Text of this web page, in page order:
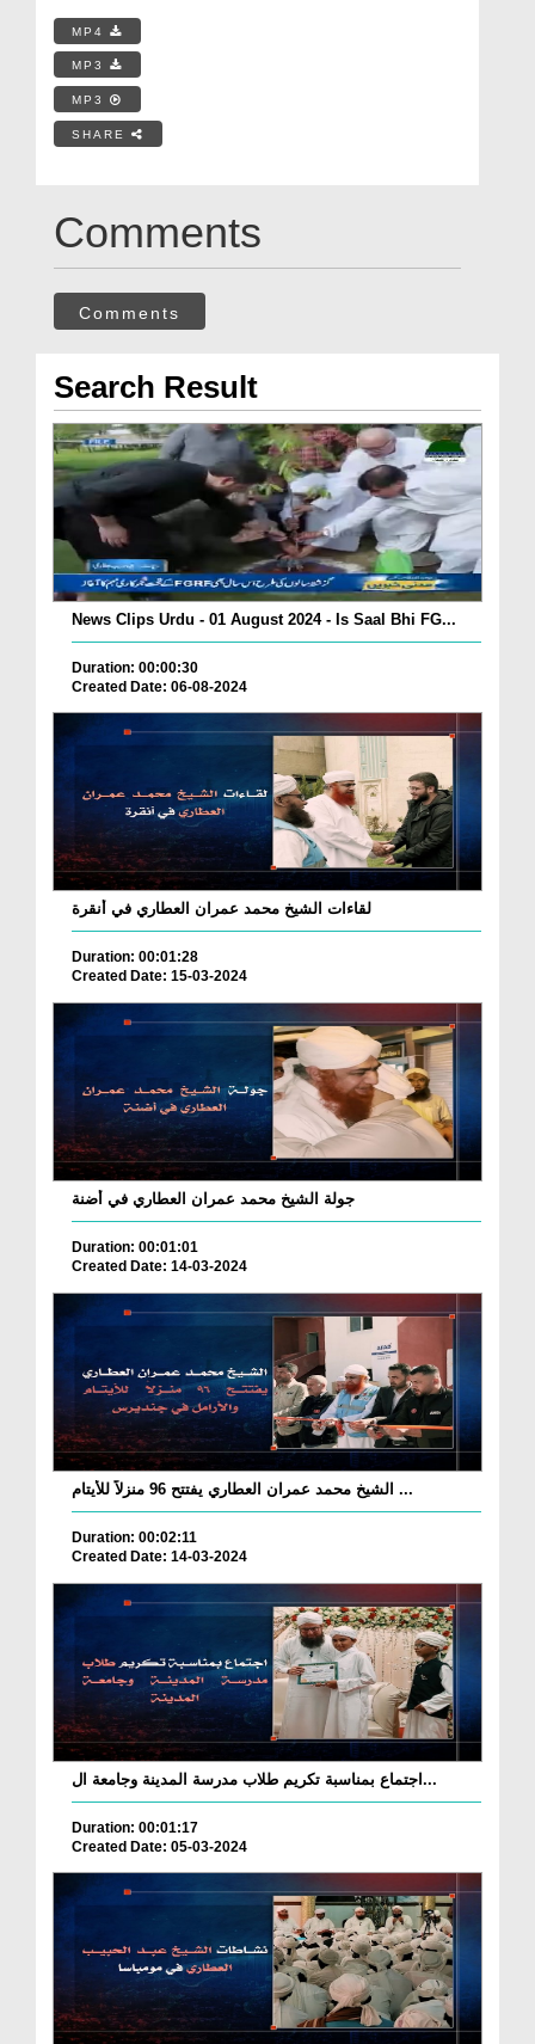
MP4
MP3
MP3
SHARE
Comments
Comments
Search Result
News Clips Urdu - 01 August 2024 - Is Saal Bhi FG...
Duration: 00:00:30
Created Date: 06-08-2024
لقاءات الشيخ محمد عمران العطاري في أنقرة
Duration: 00:01:28
Created Date: 15-03-2024
جولة الشيخ محمد عمران العطاري في أضنة
Duration: 00:01:01
Created Date: 14-03-2024
الشيخ محمد عمران العطاري يفتتح 96 منزلاً للأيتام ...
Duration: 00:02:11
Created Date: 14-03-2024
اجتماع بمناسبة تكريم طلاب مدرسة المدينة وجامعة ال...
Duration: 00:01:17
Created Date: 05-03-2024